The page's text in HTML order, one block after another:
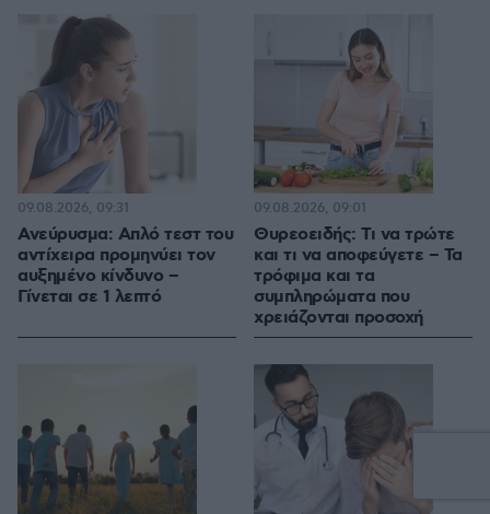
Ανεύρυσμα: Απλό τεστ του
αντίχειρα προμηνύει τον
αυξημένο κίνδυνο –
Γίνεται σε 1 λεπτό
09.08.2026, 09:31
Θυρεοειδής: Τι να τρώτε
και τι να αποφεύγετε – Τα
τρόφιμα και τα
συμπληρώματα που
χρειάζονται προσοχή
09.08.2026, 09:01